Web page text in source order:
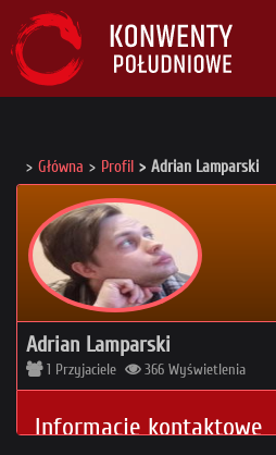
Główna Profil Adrian Lamparski
Adrian Lamparski
Przyjaciele
1 Wyświetlenia
366
Informacje kontaktowe